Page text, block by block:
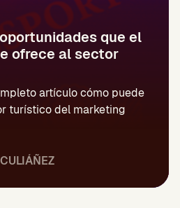
que el
ofrece al sector
artículo cómo puede
turístico del marketing